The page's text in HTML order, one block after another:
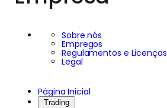
Sobre nós
Empregos
Regulamentos e Licenças
Legal
Página Inicial
Trading